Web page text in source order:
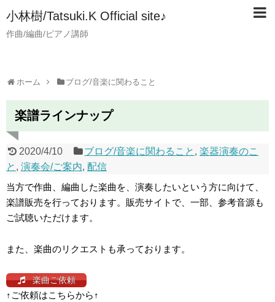
小林樹/Tatsuki.K Official site♪
作曲/編曲/ピアノ講師
ホーム ブログ/音楽に関わること
楽譜ラインナップ
2020/4/10 ブログ/音楽に関わること ,楽器演奏のこ
と , 演奏会/ご案内, 配信
当方で作曲、編曲した楽曲を、演奏したいという方に向けて、
楽譜販売を行っております。販売サイトで、一部、参考音源も
ご試聴いただけます。
また、楽曲のリクエストも承っております。
楽曲ご依頼
↑ご依頼はこちらから↑